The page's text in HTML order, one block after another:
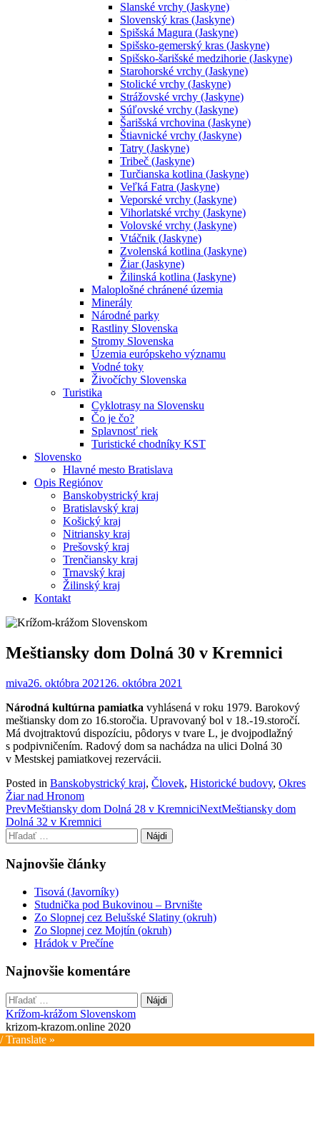
Slanské vrchy (Jaskyne)
Slovenský kras (Jaskyne)
Spišská Magura (Jaskyne)
Spišsko-gemerský kras (Jaskyne)
Spišsko-šarišské medzihorie (Jaskyne)
Starohorské vrchy (Jaskyne)
Stolické vrchy (Jaskyne)
Strážovské vrchy (Jaskyne)
Súľovské vrchy (Jaskyne)
Šarišská vrchovina (Jaskyne)
Štiavnické vrchy (Jaskyne)
Tatry (Jaskyne)
Tribeč (Jaskyne)
Turčianska kotlina (Jaskyne)
Veľká Fatra (Jaskyne)
Veporské vrchy (Jaskyne)
Vihorlatské vrchy (Jaskyne)
Volovské vrchy (Jaskyne)
Vtáčnik (Jaskyne)
Zvolenská kotlina (Jaskyne)
Žiar (Jaskyne)
Žilinská kotlina (Jaskyne)
Maloplošné chránené územia
Minerály
Národné parky
Rastliny Slovenska
Stromy Slovenska
Územia európskeho významu
Vodné toky
Živočíchy Slovenska
Turistika
Cyklotrasy na Slovensku
Čo je čo?
Splavnosť riek
Turistické chodníky KST
Slovensko
Hlavné mesto Bratislava
Opis Regiónov
Banskobystrický kraj
Bratislavský kraj
Košický kraj
Nitriansky kraj
Prešovský kraj
Trenčiansky kraj
Trnavský kraj
Žilinský kraj
Kontakt
Meštiansky dom Dolná 30 v Kremnici
miva26. októbra 2021 26. októbra 2021
Národná kultúrna pamiatka vyhlásená v roku 1979. Barokový
meštiansky dom zo 16.storočia. Upravovaný bol v 18.-19.storočí.
Má dvojtraktovú dispozíciu, pôdorys v tvare L, je dvojpodlažný
s podpivničením. Radový dom sa nachádza na ulici Dolná 30
v Mestskej pamiatkovej rezervácii.
Posted in Banskobystrický kraj, Človek, Historické budovy, Okres
Žiar nad Hronom
Post
navigation
PrevMeštiansky dom Dolná 28 v KremniciNextMeštiansky dom
Dolná 32 v Kremnici
Hľadať:
Najnovšie články
Tisová (Javorníky)
Studnička pod Bukovinou – Brvnište
Zo Slopnej cez Belušské Slatiny (okruh)
Zo Slopnej cez Mojtín (okruh)
Hrádok v Prečíne
Najnovšie komentáre
Hľadať:
Krížom-krážom Slovenskom
krizom-krazom.online 2020
Translate »